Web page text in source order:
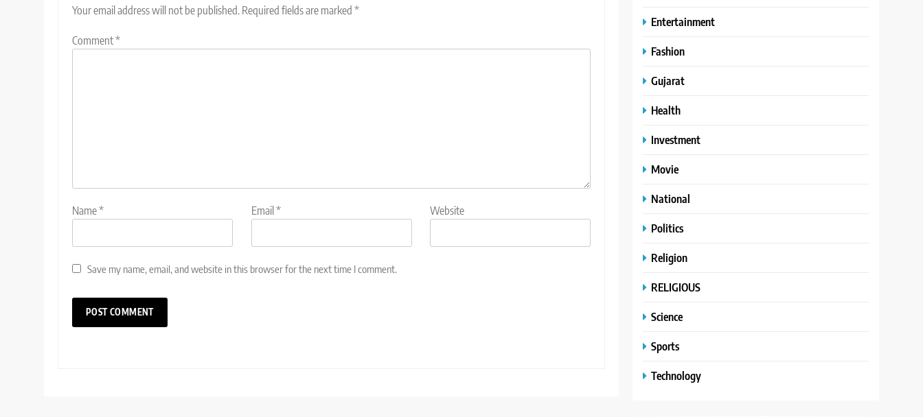
Your email address will not be published. Required fields are marked *
Comment*
Name* Email* Website
Save my name, email, and website in this browser for the next time I comment.
Entertainment
Fashion
Gujarat
Health
Investment
Movie
National
Politics
Religion
RELIGIOUS
Science
Sports
Technology